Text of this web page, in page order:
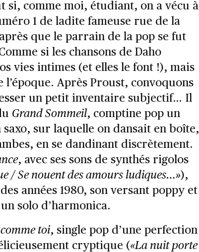
si, comme moi, étudiant, on a vécu à
1 de ladite fameuse rue de la
que le parrain de la pop se fut
si les chansons de Daho
vies intimes (et elles le font !), mais
Après Proust, convoquons
un petit inventaire subjectif… Il
Grand Sommeil, comptine pop un
sur laquelle on dansait en boîte,
en se dandinant discrètement.
, avec ses sons de synthés rigolos
/ Se nouent des amours ludiques…»),
années 1980, son versant poppy et
solo d’harmonica.
toi, single pop d’une perfection
cryptique («La nuit porte